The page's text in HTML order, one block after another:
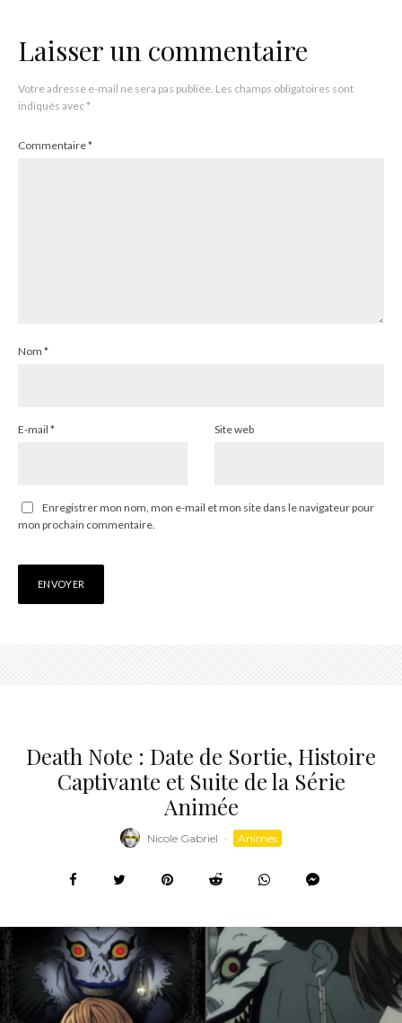
Laisser un commentaire
Votre adresse e-mail ne sera pas publiée. Les champs obligatoires sont
indiqués avec*
Commentaire*
Nom *
E-mail * Site web
Enregistrer mon nom, mon e-mail et mon site dans le navigateur pour
mon prochain commentaire.
Death Note : Date de Sortie, Histoire
Captivante et Suite de la Série
Animée
Nicole Gabriel · Animes